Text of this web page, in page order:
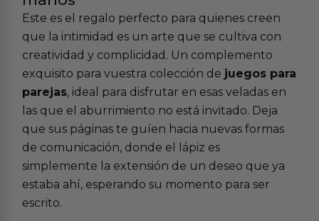
Este es el regalo perfecto para quienes creen
que la intimidad es un arte que se cultiva con
creatividad y complicidad. Un complemento
exquisito para vuestra colección de juegos para
parejas, ideal para disfrutar en esas veladas en
las que el aburrimiento no está invitado. Deja
que sus páginas te guíen hacia nuevas formas
de comunicación, donde el lápiz es
simplemente la extensión de un deseo que ya
estaba ahí, esperando su momento para ser
escrito.